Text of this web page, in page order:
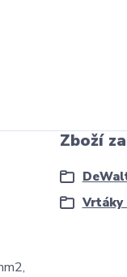
Zboží
Vrtáky